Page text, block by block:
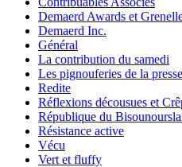
Demaerd Awards et
Demaerd Inc.
Général
La contribution du samedi
Les pignouferies de la presse
Redite
Réflexions décousues et
République du
Résistance active
Vécu
Vert et fluffy